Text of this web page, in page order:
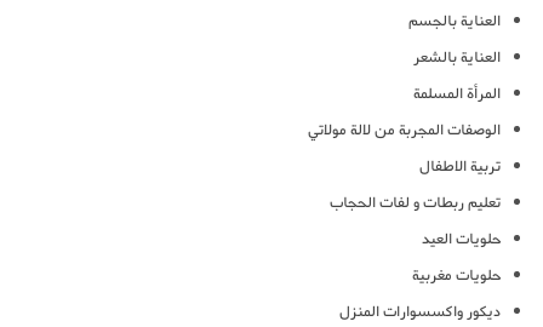
العناية بالجسم
العناية بالشعر
المرأة المسلمة
الوصفات المجربة من لالة مولاتي
تربية الاطفال
تعليم ربطات و لفات الحجاب
حلويات العيد
حلويات مغربية
ديكور واكسسوارات المنزل